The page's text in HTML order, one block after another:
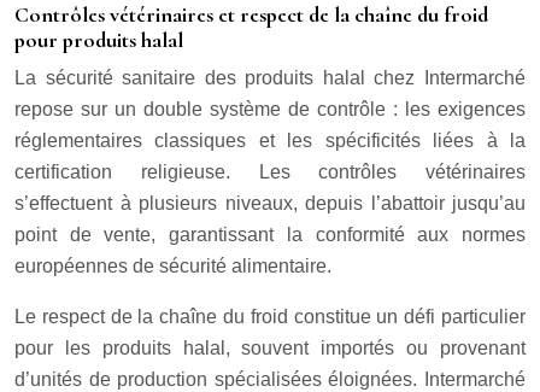
Contrôles vétérinaires et respect de la chaîne du froid
pour produits halal
La sécurité sanitaire des produits halal chez Intermarché
repose sur un double système de contrôle : les exigences
réglementaires classiques et les spécificités liées à la
certification religieuse. Les contrôles vétérinaires
s’effectuent à plusieurs niveaux, depuis l’abattoir jusqu’au
point de vente, garantissant la conformité aux normes
européennes de sécurité alimentaire.
Le respect de la chaîne du froid constitue un défi particulier
pour les produits halal, souvent importés ou provenant
d’unités de production spécialisées éloignées. Intermarché